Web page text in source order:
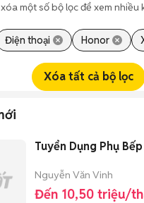
một số bộ lọc để xem nhiều
Điện thoại Honor
Xóa tất cả bộ lọc
Tuyển Dụng Phụ Bếp
Nguyễn Văn Vinh
Đến 10,50 triệu/